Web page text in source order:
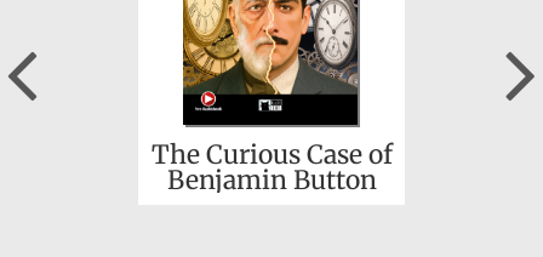
The Curious Case of
Benjamin Button
Previous